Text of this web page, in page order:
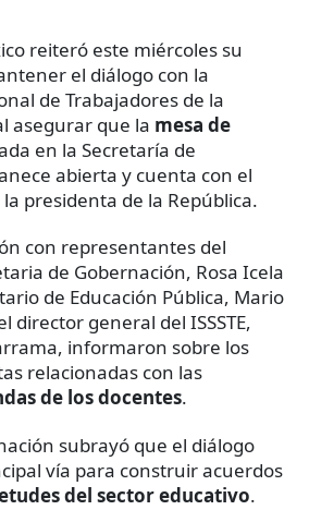
reiteró este miércoles su
el diálogo con la
de Trabajadores de la
asegurar que la mesa de
en la Secretaría de
abierta y cuenta con el
presidenta de la República.
con representantes del
de Gobernación, Rosa Icela
de Educación Pública, Mario
director general del ISSSTE,
informaron sobre los
relacionadas con las
de los docentes.
subrayó que el diálogo
vía para construir acuerdos
del sector educativo.